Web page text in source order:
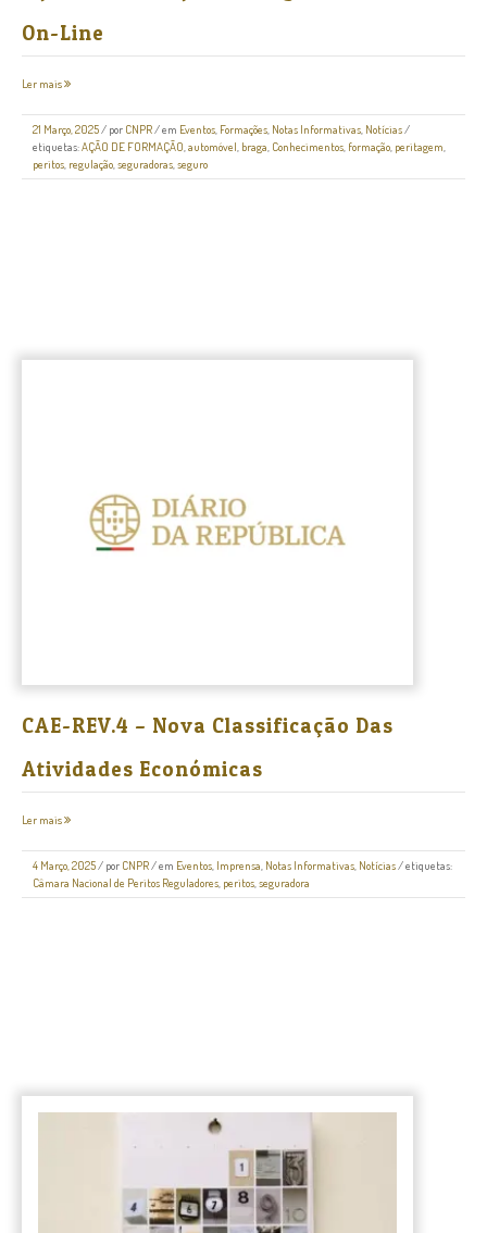
On-Line
Ler mais
21 Março, 2025/ por CNPR/ em Eventos, Formações, Notas Informativas, Notícias/
etiquetas:AÇÃO DE FORMAÇÃO,automóvel, braga, Conhecimentos, formação, peritagem,
peritos, regulação,seguradoras,seguro
CAE-REV.4 – Nova Classificação Das
Atividades Económicas
Ler mais
4 Março, 2025/ por CNPR/ em Eventos, Imprensa, Notas Informativas, Notícias/ etiquetas:
Câmara Nacional de Peritos Reguladores, peritos,seguradora